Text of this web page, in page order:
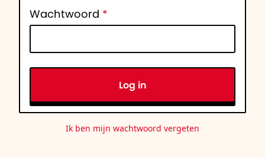
Wachtwoord *
Log in
Ik ben mijn wachtwoord vergeten